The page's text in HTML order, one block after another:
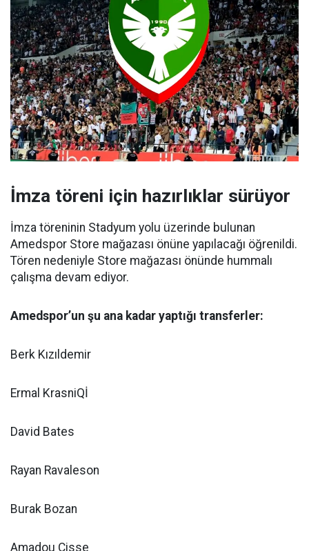
İmza töreni için hazırlıklar sürüyor
İmza töreninin Stadyum yolu üzerinde bulunan
Amedspor Store mağazası önüne yapılacağı öğrenildi.
Tören nedeniyle Store mağazası önünde hummalı
çalışma devam ediyor.
Amedspor’un şu ana kadar yaptığı transferler:
Berk Kızıldemir
Ermal KrasniQİ
David Bates
Rayan Ravaleson
Burak Bozan
Amadou Cisse